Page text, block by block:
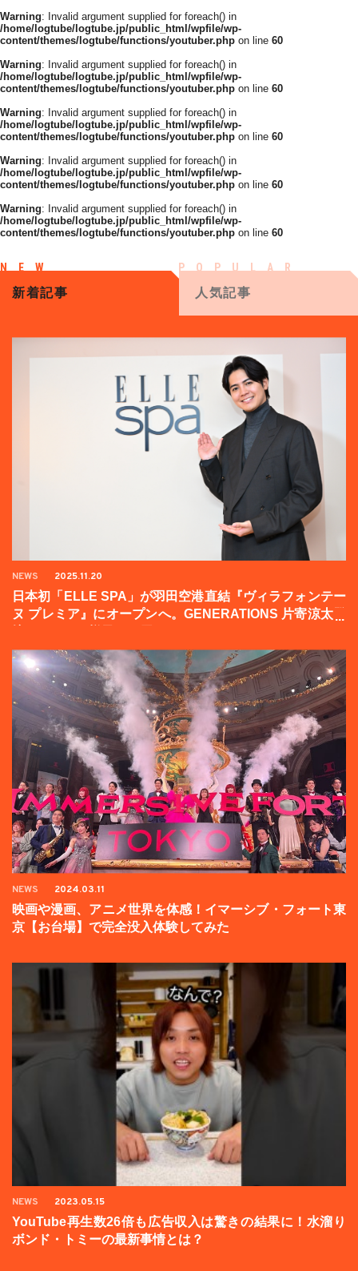
Warning: Invalid argument supplied for foreach() in
/home/logtube/logtube.jp/public_html/wpfile/wp-
content/themes/logtube/functions/youtuber.php on line 60
Warning: Invalid argument supplied for foreach() in
/home/logtube/logtube.jp/public_html/wpfile/wp-
content/themes/logtube/functions/youtuber.php on line 60
Warning: Invalid argument supplied for foreach() in
/home/logtube/logtube.jp/public_html/wpfile/wp-
content/themes/logtube/functions/youtuber.php on line 60
Warning: Invalid argument supplied for foreach() in
/home/logtube/logtube.jp/public_html/wpfile/wp-
content/themes/logtube/functions/youtuber.php on line 60
Warning: Invalid argument supplied for foreach() in
/home/logtube/logtube.jp/public_html/wpfile/wp-
content/themes/logtube/functions/youtuber.php on line 60
新着記事 人気記事
NEWS 2025.11.20
日本初「ELLE SPA」が羽田空港直結『ヴィラフォンテー
ヌ プレミア』にオープンへ。GENERATIONS 片寄涼太登
NEWS 2024.03.11
映画や漫画、アニメ世界を体感！イマーシブ・フォート東
京【お台場】で完全没入体験してみた
NEWS 2023.05.15
YouTube再生数26倍も広告収入は驚きの結果に！水溜り
ボンド・トミーの最新事情とは？